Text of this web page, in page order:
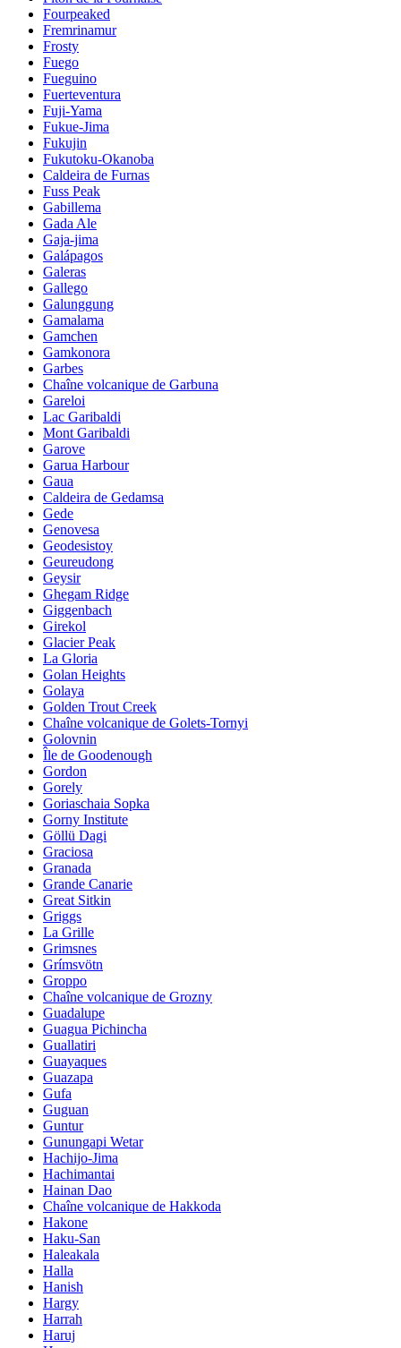
Fourpeaked
Fremrinamur
Frosty
Fuego
Fueguino
Fuerteventura
Fuji-Yama
Fukue-Jima
Fukujin
Fukutoku-Okanoba
Caldeira de Furnas
Fuss Peak
Gabillema
Gada Ale
Gaja-jima
Galápagos
Galeras
Gallego
Galunggung
Gamalama
Gamchen
Gamkonora
Garbes
Chaîne volcanique de Garbuna
Gareloi
Lac Garibaldi
Mont Garibaldi
Garove
Garua Harbour
Gaua
Caldeira de Gedamsa
Gede
Genovesa
Geodesistoy
Geureudong
Geysir
Ghegam Ridge
Giggenbach
Girekol
Glacier Peak
La Gloria
Golan Heights
Golaya
Golden Trout Creek
Chaîne volcanique de Golets-Tornyi
Golovnin
Île de Goodenough
Gordon
Gorely
Goriaschaia Sopka
Gorny Institute
Göllü Dagi
Graciosa
Granada
Grande Canarie
Great Sitkin
Griggs
La Grille
Grimsnes
Grímsvötn
Groppo
Chaîne volcanique de Grozny
Guadalupe
Guagua Pichincha
Guallatiri
Guayaques
Guazapa
Gufa
Guguan
Guntur
Gunungapi Wetar
Hachijo-Jima
Hachimantai
Hainan Dao
Chaîne volcanique de Hakkoda
Hakone
Haku-San
Haleakala
Halla
Hanish
Hargy
Harrah
Haruj